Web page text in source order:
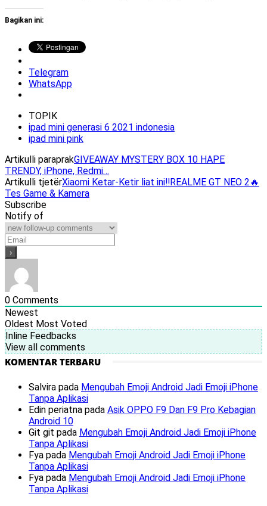
Bagikan ini:
Telegram
WhatsApp
TOPIK
ipad mini generasi 6 2021 indonesia
ipad mini pink
Artikulli paraprakGIVEAWAY MYSTERY BOX 10 HAPE
TRENDY, iPhone, Redmi…
Artikulli tjetërXiaomi Ketar-Ketir liat ini‼️REALME GT NEO 2🔥
Tes Game & Kamera
Subscribe
Notify of
0 Comments
Newest
Oldest Most Voted
Inline Feedbacks
View all comments
KOMENTAR TERBARU
Salvira pada Mengubah Emoji Android Jadi Emoji iPhone
Tanpa Aplikasi
Edin periatna pada Asik OPPO F9 Dan F9 Pro Kebagian
Android 10
Git git pada Mengubah Emoji Android Jadi Emoji iPhone
Tanpa Aplikasi
Fya pada Mengubah Emoji Android Jadi Emoji iPhone
Tanpa Aplikasi
Fya pada Mengubah Emoji Android Jadi Emoji iPhone
Tanpa Aplikasi